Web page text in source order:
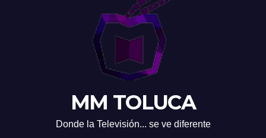
MM TOLUCA
Donde la Televisión... se ve diferente